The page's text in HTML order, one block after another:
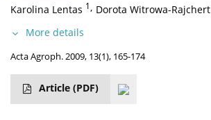
Karolina Lentas 1, Dorota Witrowa-Rajchert
More details
Acta Agroph. 2009, 13(1), 165-174
Article (PDF)